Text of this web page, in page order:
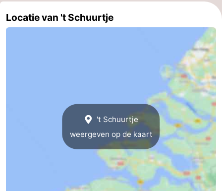
Zoutelande
-
Locatie van 't Schuurtje
't Schuurtje
weergeven op de kaart